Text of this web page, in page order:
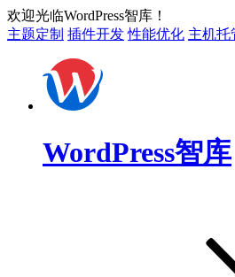
欢迎光临WordPress智库！
主题定制 插件开发 性能优化 主机托
WordPress智库